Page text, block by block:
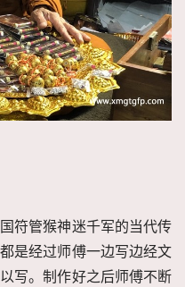
符管猴神迷千军的当代传
是经过师傅一边写边经文
写。制作好之后师傅不断